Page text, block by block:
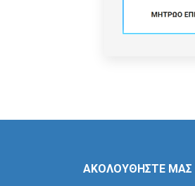
ΑΚΟΛΟΥΘΗΣΤΕ ΜΑΣ